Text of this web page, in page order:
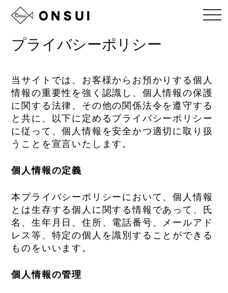
コ
ン
テ
ン
へ
ス
キ
ッ
プ
メ
ニ
プライバシーポリシー
当サイトでは、お客様からお預かりする個人
情報の重要性を強く認識し、個人情報の保護
に関する法律、その他の関係法令を遵守する
と共に、以下に定めるプライバシーポリシー
に従って、個人情報を安全かつ適切に取り扱
うことを宣言いたします。
個人情報の定義
本プライバシーポリシーにおいて、個人情報
とは生存する個人に関する情報であって、氏
名、生年月日、住所、電話番号、メールアド
レス等、特定の個人を識別することができる
ものをいいます。
個人情報の管理